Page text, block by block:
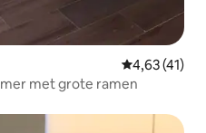
Gemiddelde
4,63 (41)
met grote ramen